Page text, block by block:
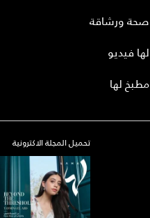
صحة ورشاقة
لها فيديو
مطبخ لها
تحميل المجلة الاكترونية